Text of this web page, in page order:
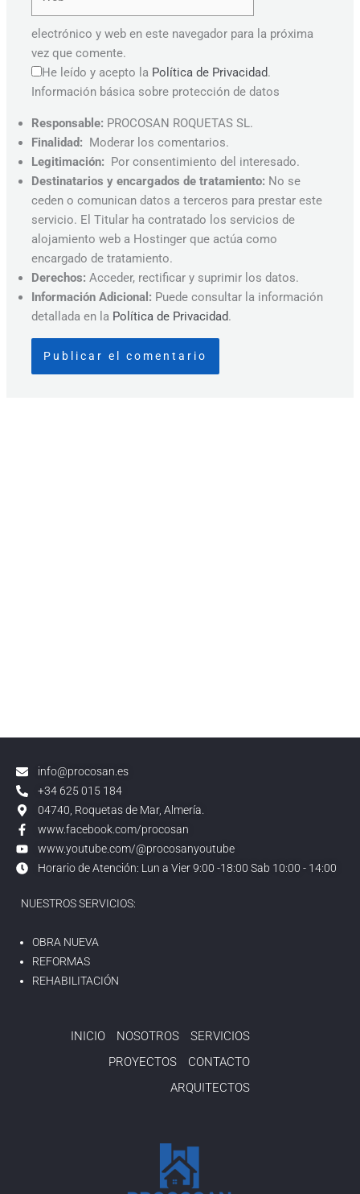
electrónico y web en este navegador para la próxima
vez que comente.
He leído y acepto la Política de Privacidad.
Información básica sobre protección de datos
Responsable: PROCOSAN ROQUETAS SL.
Finalidad: Moderar los comentarios.
Legitimación: Por consentimiento del interesado.
Destinatarios y encargados de tratamiento: No se
ceden o comunican datos a terceros para prestar este
servicio. El Titular ha contratado los servicios de
alojamiento web a Hostinger que actúa como
encargado de tratamiento.
Derechos: Acceder, rectificar y suprimir los datos.
Información Adicional: Puede consultar la información
detallada en la Política de Privacidad.
info@procosan.es
+34 625 015 184
04740, Roquetas de Mar, Almería.
www.facebook.com/procosan
www.youtube.com/@procosanyoutube
Horario de Atención: Lun a Vier 9:00 -18:00 Sab 10:00 - 14:00
NUESTROS SERVICIOS:
OBRA NUEVA
REFORMAS
REHABILITACIÓN
INICIO NOSOTROS
SERVICIOS
PROYECTOS
CONTACTO
ARQUITECTOS